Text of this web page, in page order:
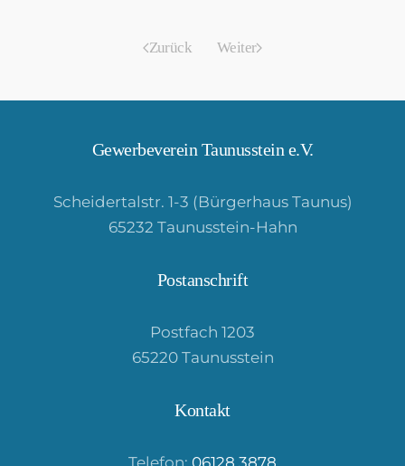
Zurück Weiter
Gewerbeverein Taunusstein e.V.
Scheidertalstr. 1-3 (Bürgerhaus Taunus)
65232 Taunusstein-Hahn
Postanschrift
Postfach 1203
65220 Taunusstein
Kontakt
Telefon: 06128 3878